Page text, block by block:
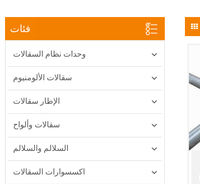
فئات
وحدات نظام السقالات
سقالات الألومنيوم
الإطار سقالات
سقالات وألواح
السلالم والسلالم
اكسسوارات السقالات